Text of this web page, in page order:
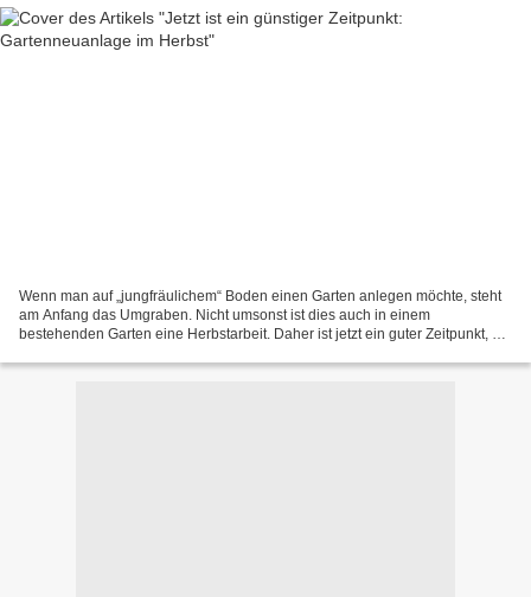
Wenn man auf „jungfräulichem“ Boden einen Garten anlegen möchte, steht
am Anfang das Umgraben. Nicht umsonst ist dies auch in einem
bestehenden Garten eine Herbstarbeit. Daher ist jetzt ein guter Zeitpunkt, um